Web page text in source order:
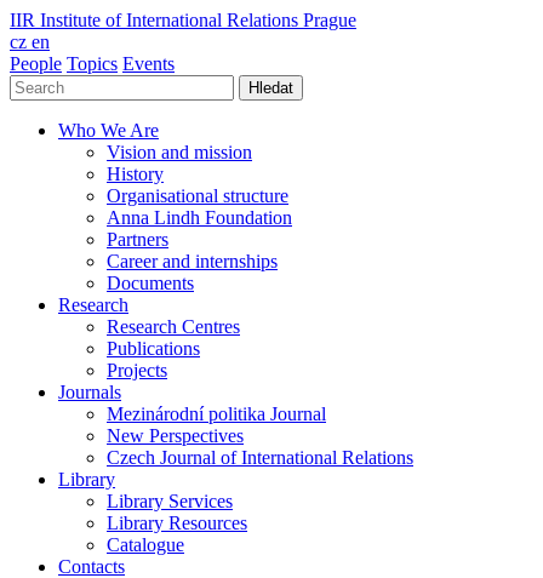
IIR Institute of International Relations Prague
cz en
People Topics Events
Hledat
Who We Are
Vision and mission
History
Organisational structure
Anna Lindh Foundation
Partners
Career and internships
Documents
Research
Research Centres
Publications
Projects
Journals
Mezinárodní politika Journal
New Perspectives
Czech Journal of International Relations
Library
Library Services
Library Resources
Catalogue
Contacts